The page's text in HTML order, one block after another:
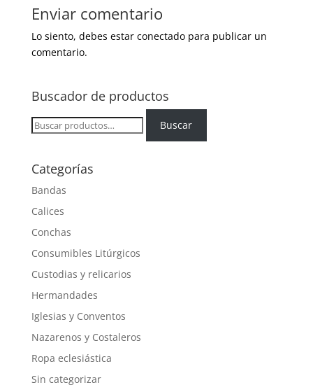
Enviar comentario
Lo siento, debes estar conectadopara publicar un
comentario.
Buscador de productos
Buscar
por:
Buscar
Categorías
Bandas
Calices
Conchas
Consumibles Litúrgicos
Custodias y relicarios
Hermandades
Iglesias y Conventos
Nazarenos y Costaleros
Ropa eclesiástica
Sin categorizar